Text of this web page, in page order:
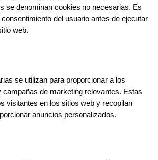
se denominan cookies no necesarias. Es
del usuario antes de ejecutar
web.
se utilizan para proporcionar a los
de marketing relevantes. Estas
visitantes en los sitios web y recopilan
anuncios personalizados.